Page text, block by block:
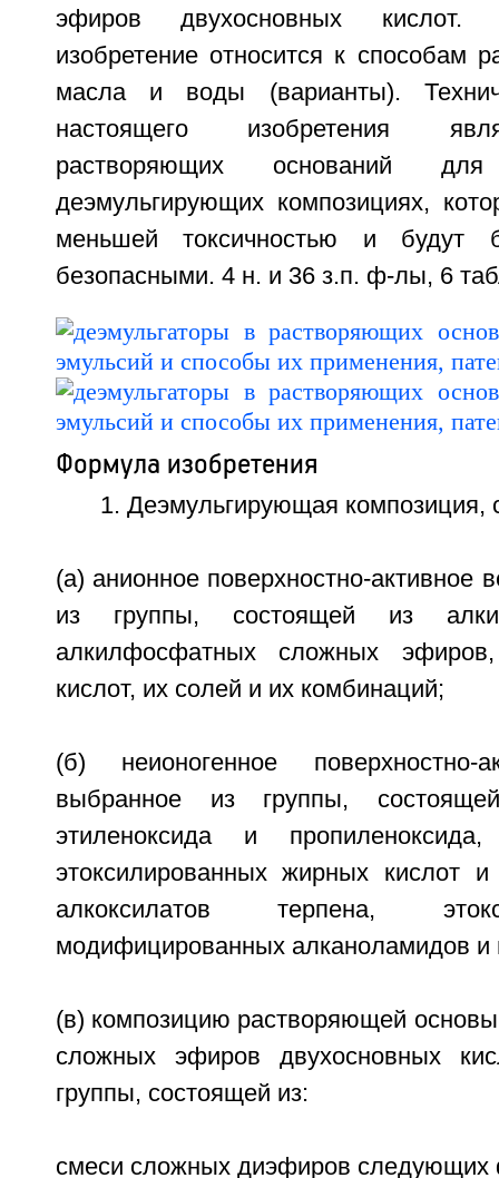
эфиров двухосновных кислот.
изобретение относится к способам
масла и воды (варианты).
настоящего изобретения
растворяющих оснований
деэмульгирующих композициях,
меньшей токсичностью и будут
безопасными. 4 н. и 36 з.п. ф-лы, 6
Формула изобретения
1. Деэмульгирующая композиция,
(а) анионное поверхностно-активное
из группы, состоящей из
алкилфосфатных сложных
кислот, их солей и их комбинаций;
(б) неионогенное поверхностно-
выбранное из группы,
этиленоксида и
этоксилированных жирных кислот и
алкоксилатов терпена,
модифицированных алканоламидов и
(в) композицию растворяющей
сложных эфиров двухосновных
группы, состоящей из:
смеси сложных диэфиров